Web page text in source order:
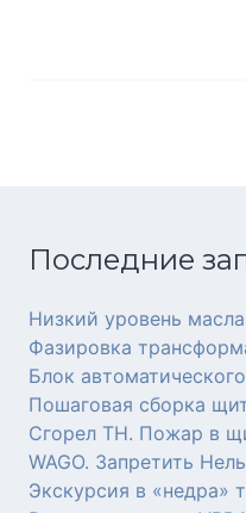
Последние
Низкий уровень
Фазировка
Блок
Пошаговая сборка
Сгорел ТН. Пожар в
WAGO. Запретить
Экскурсия в «недра»